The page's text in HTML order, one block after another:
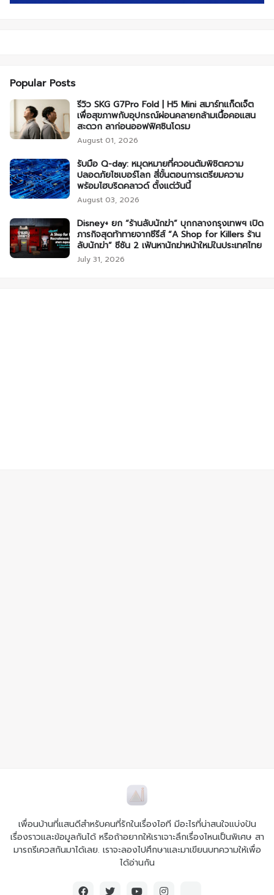
Popular Posts
รีวิว SKG G7Pro Fold | H5 Mini สมาร์ทแก็ดเจ็ต
เพื่อสุขภาพกับอุปกรณ์ผ่อนคลายกล้ามเนื้อคอแสน
สะดวก ลาก่อนออฟฟิศซินโดรม
August 01, 2026
รับมือ Q-day: หมุดหมายที่ควอนตัมพิชิตความ
ปลอดภัยไซเบอร์โลก สี่ขั้นตอนการเตรียมความ
พร้อมไฮบริดคลาวด์ ตั้งแต่วันนี้
August 03, 2026
Disney+ ยก “ร้านลับนักฆ่า” บุกกลางกรุงเทพฯ เปิด
ภารกิจสุดท้าทายจากซีรีส์ “A Shop for Killers ร้าน
ลับนักฆ่า” ซีซัน 2 เฟ้นหานักฆ่าหน้าใหม่ในประเทศไทย
July 31, 2026
เพื่อนบ้านที่แสนดีสำหรับคนที่รักในเรื่องไอที มีอะไรที่น่าสนใจแบ่งปัน
เรื่องราวและข้อมูลกันได้ หรือถ้าอยากให้เราเจาะลึกเรื่องไหนเป็นพิเศษ สา
มารถรีเควสกันมาได้เลย. เราจะลองไปศึกษาและมาเขียนบทความให้เพื่อ
ได้อ่านกัน